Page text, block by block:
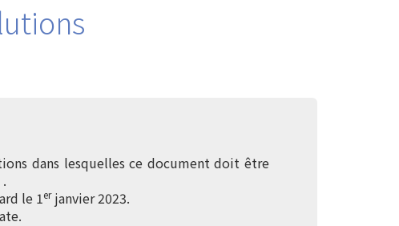
dans lesquelles ce document doit être
.
le 1erjanvier 2023.